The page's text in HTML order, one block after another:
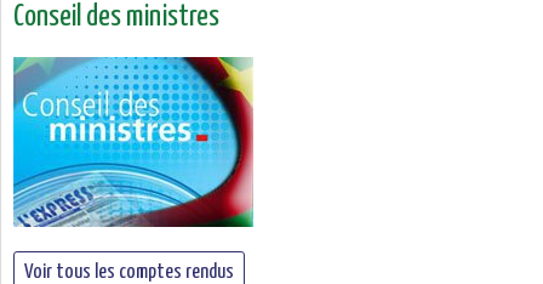
Conseil des ministres
Voir tous les comptes rendus